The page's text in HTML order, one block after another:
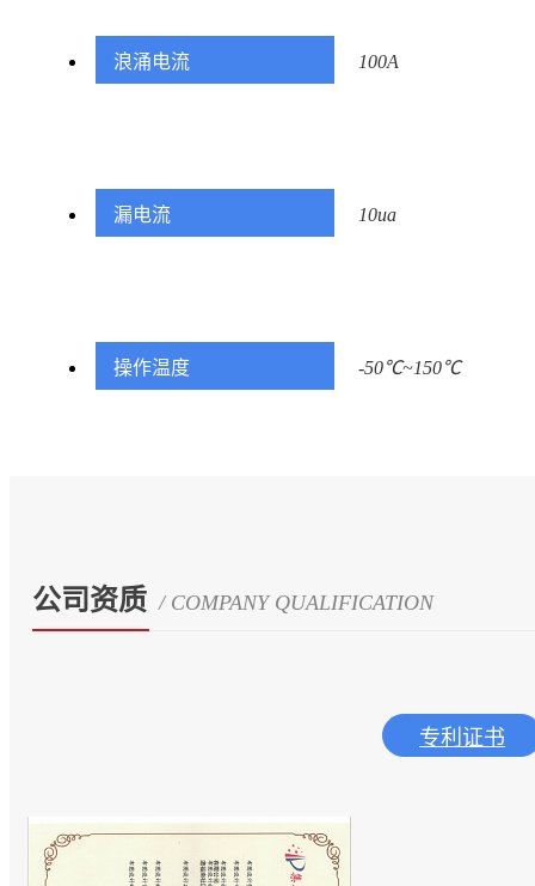
浪涌电流 100A
漏电流 10ua
操作温度 -50℃~150℃
公司资质 / COMPANY QUALIFICATION
专利证书